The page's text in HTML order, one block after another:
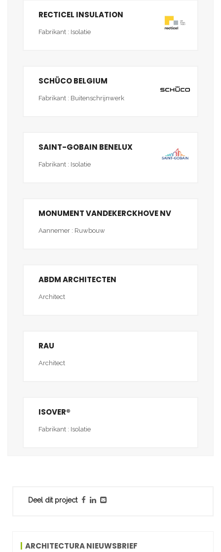
Deel dit project
ARCHITECTURA NIEUWSBRIEF
RECTICEL INSULATION
Fabrikant : Isolatie
SCHÜCO BELGIUM
Fabrikant : Buitenschrijnwerk
SAINT-GOBAIN BENELUX
Fabrikant : Isolatie
MONUMENT VANDEKERCKHOVE NV
Aannemer : Ruwbouw
ABDM ARCHITECTEN
Architect
RAU
Architect
ISOVER®
Fabrikant : Isolatie